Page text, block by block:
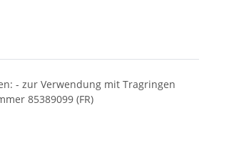
- zur Verwendung mit Tragringen
85389099 (FR)